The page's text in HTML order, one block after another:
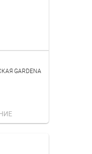
GARDENA